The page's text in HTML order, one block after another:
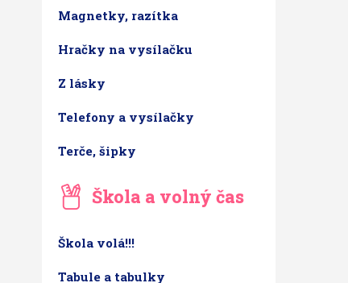
Magnetky, razítka
Hračky na vysílačku
Z lásky
Telefony a vysílačky
Terče, šipky
Škola a volný čas
Škola volá!!!
Tabule a tabulky